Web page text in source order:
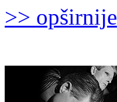
>> opširnije